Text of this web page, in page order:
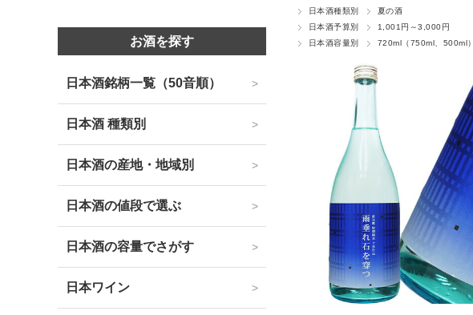
日本酒種類別
夏の酒
日本酒予算別
1,001円～3,000円
日本酒容量別
720ml（750ml、500ml）
お酒を探す
日本酒銘柄一覧（50音順）
日本酒 種類別
日本酒の産地・地域別
日本酒の値段で選ぶ
日本酒の容量でさがす
日本ワイン